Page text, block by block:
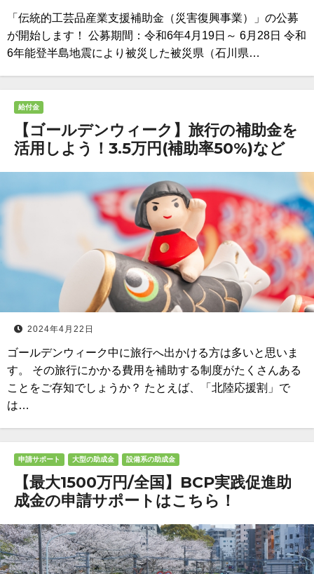
「伝統的工芸品産業支援補助金（災害復興事業）」の公募
が開始します！ 公募期間：令和6年4月19日～ 6月28日 令和
6年能登半島地震により被災した被災県（石川県…
給付金
【ゴールデンウィーク】旅行の補助金を
活用しよう！3.5万円(補助率50%)など
2024年4月22日
ゴールデンウィーク中に旅行へ出かける方は多いと思いま
す。 その旅行にかかる費用を補助する制度がたくさんある
ことをご存知でしょうか？ たとえば、「北陸応援割」で
は…
申請サポート 大型の助成金 設備系の助成金
【最大1500万円/全国】BCP実践促進助
成金の申請サポートはこちら！